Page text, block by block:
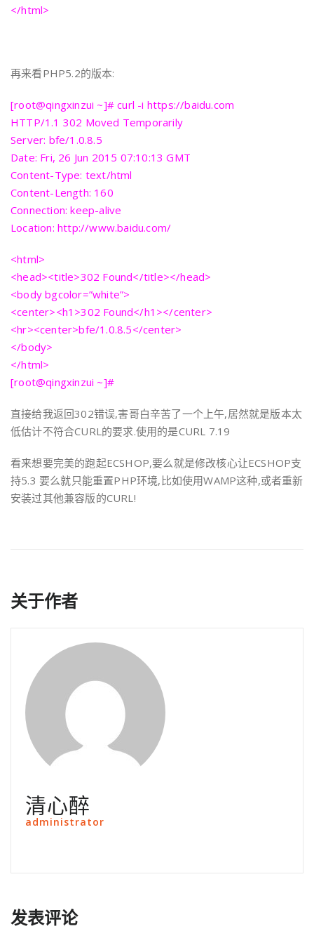
</html>
再来看PHP5.2的版本:
[root@qingxinzui ~]# curl -i https://baidu.com
HTTP/1.1 302 Moved Temporarily
Server: bfe/1.0.8.5
Date: Fri, 26 Jun 2015 07:10:13 GMT
Content-Type: text/html
Content-Length: 160
Connection: keep-alive
Location: http://www.baidu.com/
<html>
<head><title>302 Found</title></head>
<body bgcolor=”white”>
<center><h1>302 Found</h1></center>
<hr><center>bfe/1.0.8.5</center>
</body>
</html>
[root@qingxinzui ~]#
直接给我返回302错误,害哥白辛苦了一个上午,居然就是版本太
低估计不符合CURL的要求.使用的是CURL 7.19
看来想要完美的跑起ECSHOP,要么就是修改核心让ECSHOP支
持5.3 要么就只能重置PHP环境,比如使用WAMP这种,或者重新
安装过其他兼容版的CURL!
关于作者
清心醉
administrator
发表评论